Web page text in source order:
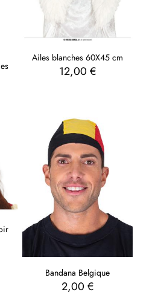
Ailes blanches 60X45 cm
12,00 €
Bandana Belgique
2,00 €